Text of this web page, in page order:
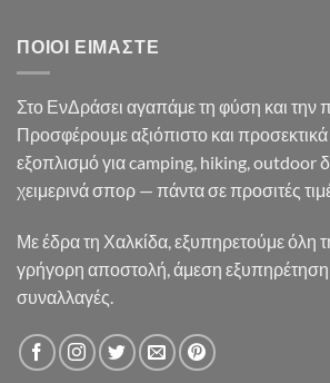
ΠΟΙΟΙ ΕΊΜΑΣΤΕ
Στο ΕνΔράσει αγαπάμε τη φύση και την
Προσφέρουμε αξιόπιστο και προσεκτικά
εξοπλισμό για camping, hiking, outdoor
χειμερινά σπορ — πάντα σε προσιτές
Με έδρα τη Χαλκίδα, εξυπηρετούμε όλη
γρήγορη αποστολή, άμεση εξυπηρέτηση
συναλλαγές.